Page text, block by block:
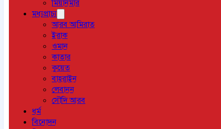
মিয়ানমার
মধ্যপ্রাচ্য
আরব আমিরাত
ইরাক
ওমান
কাতার
কুয়েত
বাহরাইন
লেবানন
সৌদি আরব
ধর্ম
বিনোদন